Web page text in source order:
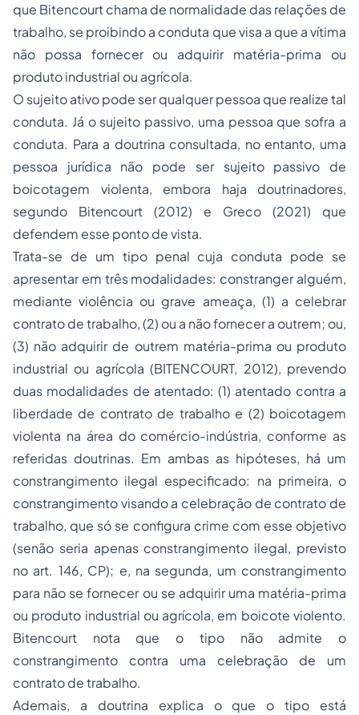
que Bitencourt chama de normalidade das relações de
trabalho, se proibindo a conduta que visa a que a vítima
não possa fornecer ou adquirir matéria-prima ou
produto industrial ou agrícola.
O sujeito ativo pode ser qualquer pessoa que realize tal
conduta. Já o sujeito passivo, uma pessoa que sofra a
conduta. Para a doutrina consultada, no entanto, uma
pessoa jurídica não pode ser sujeito passivo de
boicotagem violenta, embora haja doutrinadores,
segundo Bitencourt (2012) e Greco (2021) que
defendem esse ponto de vista.
Trata-se de um tipo penal cuja conduta pode se
apresentar em três modalidades: constranger alguém,
mediante violência ou grave ameaça, (1) a celebrar
contrato de trabalho, (2) ou a não fornecer a outrem; ou,
(3) não adquirir de outrem matéria-prima ou produto
industrial ou agrícola (BITENCOURT, 2012), prevendo
duas modalidades de atentado: (1) atentado contra a
liberdade de contrato de trabalho e (2) boicotagem
violenta na área do comércio-indústria, conforme as
referidas doutrinas. Em ambas as hipóteses, há um
constrangimento ilegal especificado: na primeira, o
constrangimento visando a celebração de contrato de
trabalho, que só se configura crime com esse objetivo
(senão seria apenas constrangimento ilegal, previsto
no art. 146, CP); e, na segunda, um constrangimento
para não se fornecer ou se adquirir uma matéria-prima
ou produto industrial ou agrícola, em boicote violento.
Bitencourt nota que o tipo não admite o
constrangimento contra uma celebração de um
contrato de trabalho.
Ademais, a doutrina explica o que o tipo está